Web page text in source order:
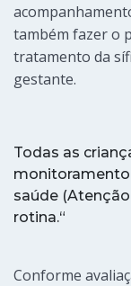
também fazer o
tratamento da
gestante.
Todas as
monitoramento
saúde
rotina.“
Conforme